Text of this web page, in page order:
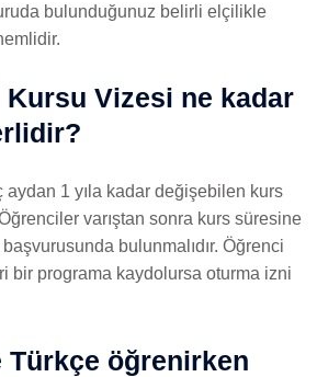
bulunduğunuz belirli elçilikle
Vizesi ne kadar
1 yıla kadar değişebilen kurs
varıştan sonra kurs süresine
bulunmalıdır. Öğrenci
bir programa kaydolursa oturma izni
Türkçe öğrenirken